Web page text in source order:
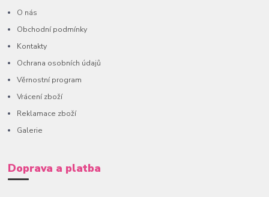
O nás
Obchodní podmínky
Kontakty
Ochrana osobních údajů
Věrnostní program
Vrácení zboží
Reklamace zboží
Galerie
Doprava a platba